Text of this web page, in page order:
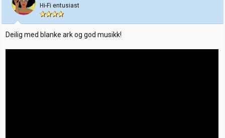
n
e
r
:
Hi-Fi entusiast
Deilig med blanke ark og god musikk!